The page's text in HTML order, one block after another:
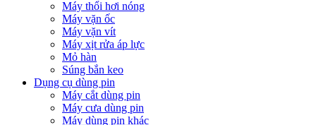
Máy thổi hơi nóng
Máy vặn ốc
Máy vặn vít
Máy xịt rửa áp lực
Mỏ hàn
Súng bắn keo
Dụng cụ dùng pin
Máy cắt dùng pin
Máy cưa dùng pin
Máy dùng pin khác